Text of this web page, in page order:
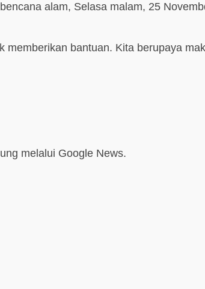
alam, Selasa malam, 25
bantuan. Kita berupaya
melalui Google News.